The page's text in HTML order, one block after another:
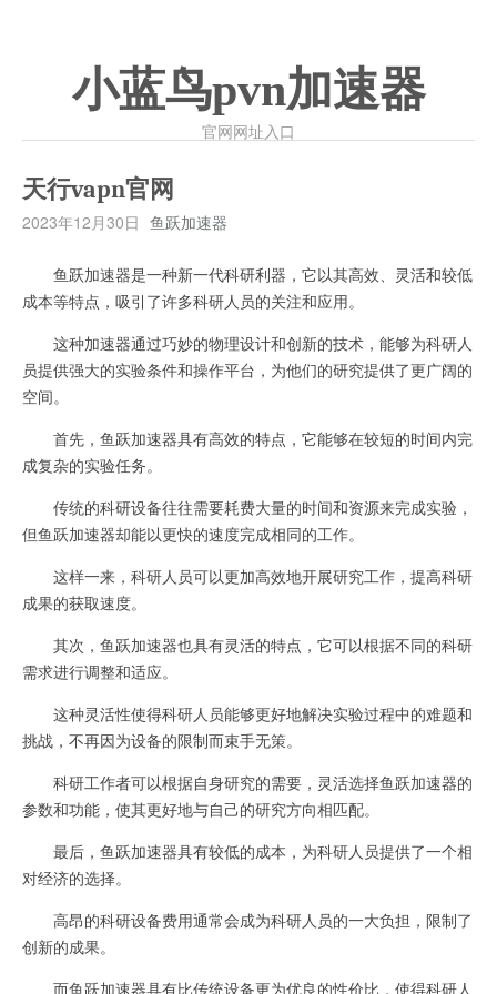
小蓝鸟pvn加速器
官网网址入口
天行vapn官网
2023年12月30日 鱼跃加速器
鱼跃加速器是一种新一代科研利器，它以其高效、灵活和较低
成本等特点，吸引了许多科研人员的关注和应用。
这种加速器通过巧妙的物理设计和创新的技术，能够为科研人
员提供强大的实验条件和操作平台，为他们的研究提供了更广阔的
空间。
首先，鱼跃加速器具有高效的特点，它能够在较短的时间内完
成复杂的实验任务。
传统的科研设备往往需要耗费大量的时间和资源来完成实验，
但鱼跃加速器却能以更快的速度完成相同的工作。
这样一来，科研人员可以更加高效地开展研究工作，提高科研
成果的获取速度。
其次，鱼跃加速器也具有灵活的特点，它可以根据不同的科研
需求进行调整和适应。
这种灵活性使得科研人员能够更好地解决实验过程中的难题和
挑战，不再因为设备的限制而束手无策。
科研工作者可以根据自身研究的需要，灵活选择鱼跃加速器的
参数和功能，使其更好地与自己的研究方向相匹配。
最后，鱼跃加速器具有较低的成本，为科研人员提供了一个相
对经济的选择。
高昂的科研设备费用通常会成为科研人员的一大负担，限制了
创新的成果。
而鱼跃加速器具有比传统设备更为优良的性价比，使得科研人